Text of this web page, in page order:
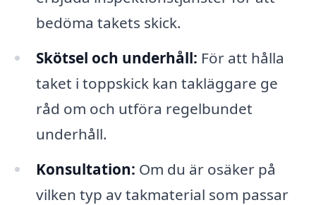
bedöma takets skick.
Skötsel och underhåll: För att hålla
taket i toppskick kan takläggare ge
råd om och utföra regelbundet
underhåll.
Konsultation: Om du är osäker på
vilken typ av takmaterial som passar